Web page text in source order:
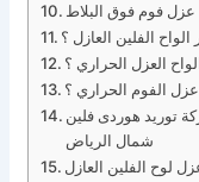
عزل فوم فوق البلاط
توريد هوردى فلين
شمال الرياض